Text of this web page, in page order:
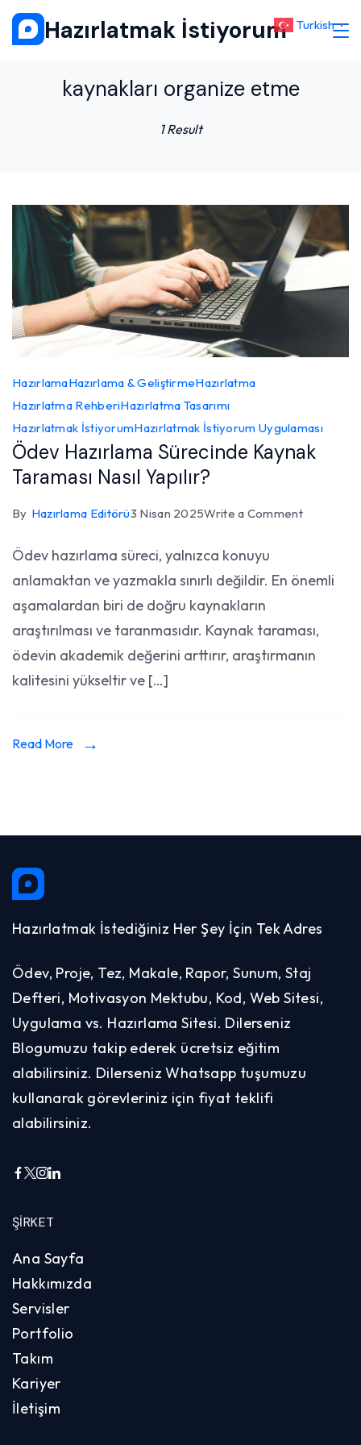
Skip
Hazırlatmak İstiyorum
kaynakları organize etme
1 Result
HazırlamaHazırlama & GeliştirmeHazırlatma
Hazırlatma RehberiHazırlatma Tasarımı
Hazırlatmak İstiyorumHazırlatmak İstiyorum Uygulaması
Ödev Hazırlama Sürecinde Kaynak
Taraması Nasıl Yapılır?
By Hazırlama Editörü3 Nisan 2025Write a Commenton
Sürecinde
Taraması
Ödev hazırlama süreci, yalnızca konuyu
anlamaktan ve yazmakla sınırlı değildir. En önemli
aşamalardan biri de doğru kaynakların
araştırılması ve taranmasıdır. Kaynak taraması,
ödevin akademik değerini arttırır, araştırmanın
kalitesini yükseltir ve […]
Read More
Hazırlatmak İstediğiniz Her Şey İçin Tek Adres
Ödev, Proje, Tez, Makale, Rapor, Sunum, Staj
Defteri, Motivasyon Mektubu, Kod, Web Sitesi,
Uygulama vs. Hazırlama Sitesi. Dilerseniz
Blogumuzu takip ederek ücretsiz eğitim
alabilirsiniz. Dilerseniz Whatsapp tuşumuzu
kullanarak görevleriniz için fiyat teklifi
alabilirsiniz.
ŞIRKET
Ana Sayfa
Hakkımızda
Servisler
Portfolio
Takım
Kariyer
İletişim
Turkish ▼